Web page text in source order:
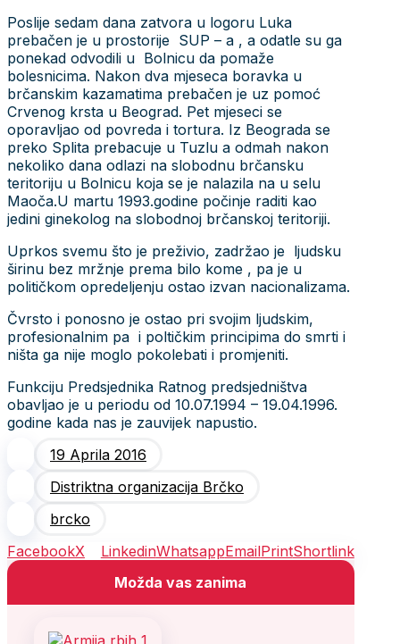
Poslije sedam dana zatvora u logoru Luka
prebačen je u prostorije SUP – a , a odatle su ga
ponekad odvodili u Bolnicu da pomaže
bolesnicima. Nakon dva mjeseca boravka u
brčanskim kazamatima prebačen je uz pomoć
Crvenog krsta u Beograd. Pet mjeseci se
oporavljao od povreda i tortura. Iz Beograda se
preko Splita prebacuje u Tuzlu a odmah nakon
nekoliko dana odlazi na slobodnu brčansku
teritoriju u Bolnicu koja se je nalazila na u selu
Maoča.U martu 1993.godine počinje raditi kao
jedini ginekolog na slobodnoj brčanskoj teritoriji.
Uprkos svemu što je preživio, zadržao je ljudsku
širinu bez mržnje prema bilo kome , pa je u
političkom opredeljenju ostao izvan nacionalizama.
Čvrsto i ponosno je ostao pri svojim ljudskim,
profesionalnim pa i poltičkim principima do smrti i
ništa ga nije moglo pokolebati i promjeniti.
Funkciju Predsjednika Ratnog predsjedništva
obavljao je u periodu od 10.07.1994 – 19.04.1996.
godine kada nas je zauvijek napustio.
19 Aprila 2016
Distriktna organizacija Brčko
brcko
FacebookX LinkedinWhatsappEmailPrintShortlink
Možda vas zanima